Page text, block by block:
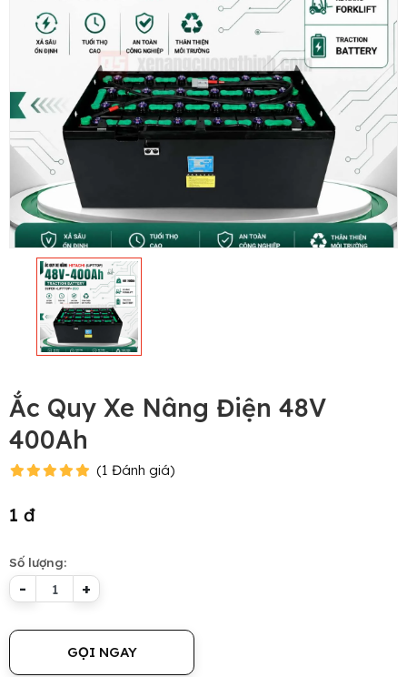
Ắc Quy Xe Nâng Điện 48V
400Ah
(1 Đánh giá)
1 đ
Số lượng:
- +
GỌI NGAY